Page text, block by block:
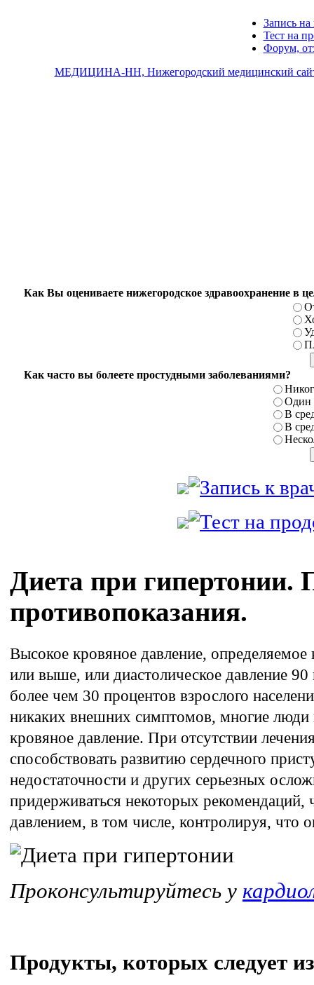
Запись на
Тест на
Форум,
МЕДИЦИНА-НН, Нижегородский медицинский
Как Вы оцениваете нижегородское здравоохранение в
Как часто вы болеете простудными заболеваниями?
Один
В
В
Диета при гипертонии.
противопоказания.
Высокое кровяное давление, определяемое
или выше, или диастолическое давление
более чем 30 процентов взрослого
никаких внешних симптомов, многие
кровяное давление. При отсутствии
способствовать развитию сердечного
недостаточности и других серьезных
придерживаться некоторых
давлением, в том числе, контролируя, что
Проконсультируйтесь у
Продукты, которых следует